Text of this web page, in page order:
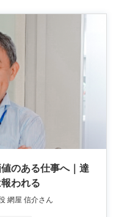
のある仕事へ｜達
われる
網屋 信介さん